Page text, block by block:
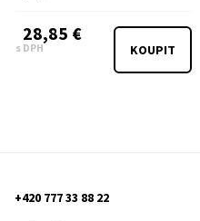
28,85 €
s DPH KOUPIT
+420 777 33 88 22